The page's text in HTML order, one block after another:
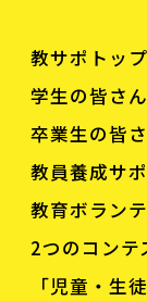
教サポトップ
学生の皆さ
卒業生の皆
教員養成サ
教育ボラン
2つのコンテ
「児童・生